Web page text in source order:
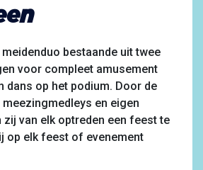
bestaande uit twee
voor compleet amusement
dans op het podium. Door de
en eigen
zij van elk optreden een feest te
op elk feest of evenement